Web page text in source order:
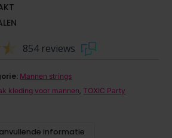
854 reviews
Mannen strings
kleding voor mannen, TOXIC Party
informatie